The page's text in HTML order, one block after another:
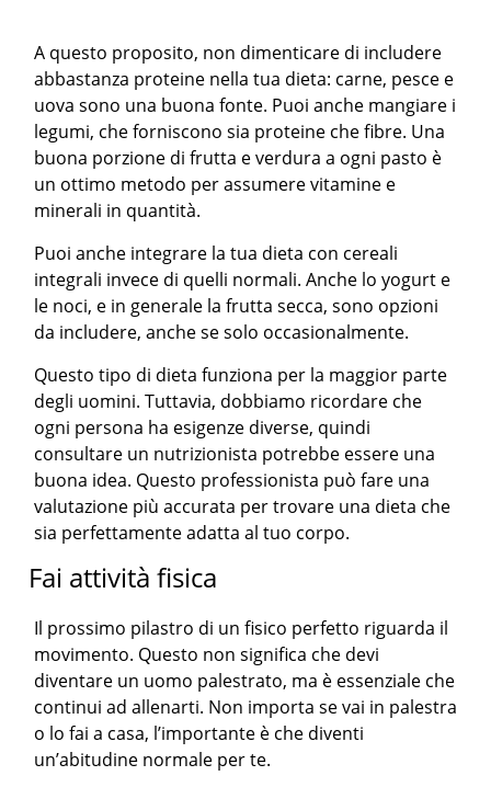
A questo proposito, non dimenticare di includere
abbastanza proteine nella tua dieta: carne, pesce e
uova sono una buona fonte. Puoi anche mangiare i
legumi, che forniscono sia proteine che fibre. Una
buona porzione di frutta e verdura a ogni pasto è
un ottimo metodo per assumere vitamine e
minerali in quantità.
Puoi anche integrare la tua dieta con cereali
integrali invece di quelli normali. Anche lo yogurt e
le noci, e in generale la frutta secca, sono opzioni
da includere, anche se solo occasionalmente.
Questo tipo di dieta funziona per la maggior parte
degli uomini. Tuttavia, dobbiamo ricordare che
ogni persona ha esigenze diverse, quindi
consultare un nutrizionista potrebbe essere una
buona idea. Questo professionista può fare una
valutazione più accurata per trovare una dieta che
sia perfettamente adatta al tuo corpo.
Fai attività fisica
Il prossimo pilastro di un fisico perfetto riguarda il
movimento. Questo non significa che devi
diventare un uomo palestrato, ma è essenziale che
continui ad allenarti. Non importa se vai in palestra
o lo fai a casa, l’importante è che diventi
un’abitudine normale per te.